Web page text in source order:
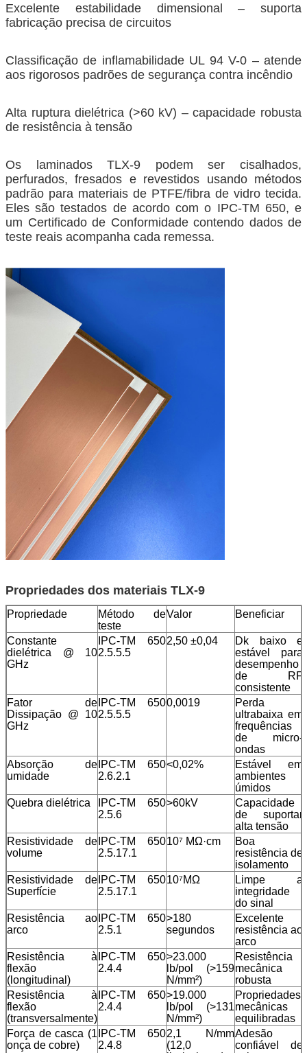
Excelente estabilidade dimensional – suporta
fabricação precisa de circuitos
Classificação de inflamabilidade UL 94 V-0 – atende
aos rigorosos padrões de segurança contra incêndio
Alta ruptura dielétrica (>60 kV) – capacidade robusta
de resistência à tensão
Os laminados TLX-9 podem ser cisalhados,
perfurados, fresados ​​e revestidos usando métodos
padrão para materiais de PTFE/fibra de vidro tecida.
Eles são testados de acordo com o IPC-TM 650, e
um Certificado de Conformidade contendo dados de
teste reais acompanha cada remessa.
Propriedades dos materiais TLX-9
Propriedade
Método de
teste
Valor Beneficiar
Constante
dielétrica @ 10
GHz
IPC-TM 650
2.5.5.5
2,50 ±0,04
Dk baixo e
estável para
desempenho
de RF
consistente
Fator de
Dissipação @ 10
GHz
IPC-TM 650
2.5.5.5
0,0019
Perda
ultrabaixa em
frequências
de micro-
ondas
Absorção de
umidade
IPC-TM 650
2.6.2.1
<0,02%
Estável em
ambientes
úmidos
Quebra dielétrica
IPC-TM 650
2.5.6
>60kV
Capacidade
de suportar
alta tensão
Resistividade de
volume
IPC-TM 650
2.5.17.1
10⁷ MΩ·cm
Boa
resistência de
isolamento
Resistividade de
Superfície
IPC-TM 650
2.5.17.1
10⁷MΩ
Limpe a
integridade
do sinal
Resistência ao
arco
IPC-TM 650
2.5.1
>180
segundos
Excelente
resistência ao
arco
Resistência à
flexão
(longitudinal)
IPC-TM 650
2.4.4
>23.000
lb/pol (>159
N/mm²)
Resistência
mecânica
robusta
Resistência à
flexão
(transversalmente)
IPC-TM 650
2.4.4
>19.000
lb/pol (>131
N/mm²)
Propriedades
mecânicas
equilibradas
Força de casca (1
onça de cobre)
IPC-TM 650
2.4.8
2,1 N/mm
(12,0
Adesão
confiável de